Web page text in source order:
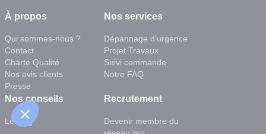
À propos
Qui sommes-nous ?
Contact
Charte Qualité
Nos avis clients
Presse
Nos services
Dépannage d'urgence
Projet Travaux
Suivi commande
Notre FAQ
Nos conseils
Le blog
Recrutement
Devenir membre du